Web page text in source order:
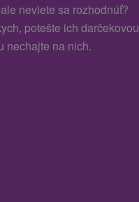
neviete sa rozhodnúť?
potešte ich darčekovou
nechajte na nich.